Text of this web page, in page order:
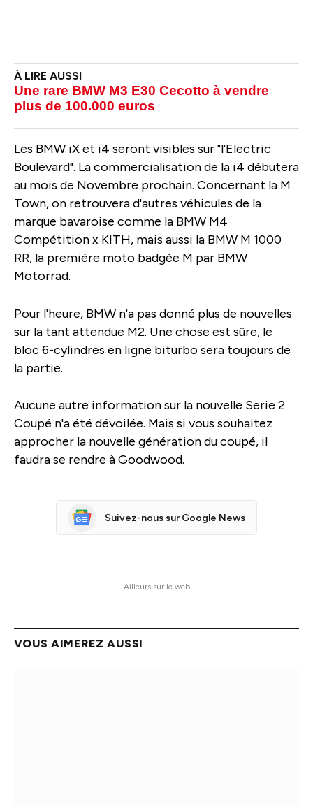
Une rare BMW M3 E30 Cecotto à vendre
plus de 100.000 euros
Les BMW iX et i4 seront visibles sur "l'Electric
Boulevard". La commercialisation de la i4 débutera
au mois de Novembre prochain. Concernant la M
Town, on retrouvera d'autres véhicules de la
marque bavaroise comme la BMW M4
Compétition x KITH, mais aussi la BMW M 1000
RR, la première moto badgée M par BMW
Motorrad.
Pour l'heure, BMW n'a pas donné plus de nouvelles
sur la tant attendue M2. Une chose est sûre, le
bloc 6-cylindres en ligne biturbo sera toujours de
la partie.
Aucune autre information sur la nouvelle Serie 2
Coupé n'a été dévoilée. Mais si vous souhaitez
approcher la nouvelle génération du coupé, il
faudra se rendre à Goodwood.
Suivez-nous sur Google News
Ailleurs sur le web
VOUS AIMEREZ AUSSI